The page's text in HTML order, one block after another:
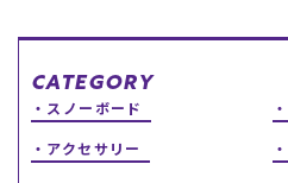
CATEGORY
ファッションTOP
CATEGORY
スノーボード
アクセサリー